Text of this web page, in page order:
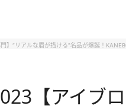
】“リアルな眉が描ける”名品が爆誕！
【アイブ